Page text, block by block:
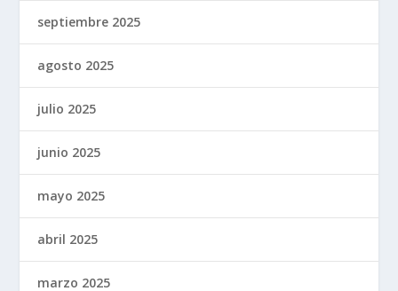
septiembre 2025
agosto 2025
julio 2025
junio 2025
mayo 2025
abril 2025
marzo 2025